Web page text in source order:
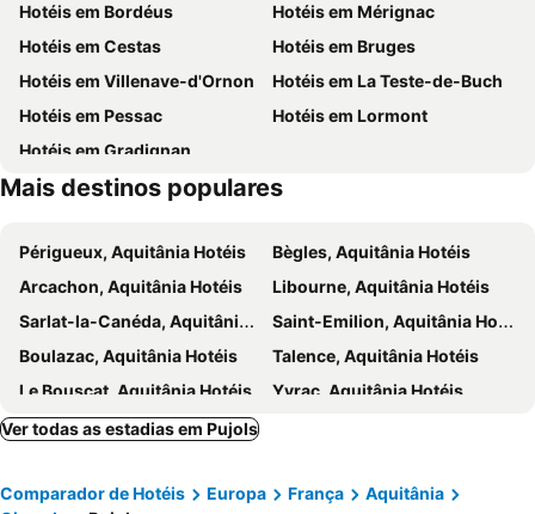
Bordeaux Maritime
Basilique Saint-Michel
La Place Saint Michel
Halle des Chartrons
CITY TOUR in an open top bus
Grand Parc - Paul Doumer
Victor Hugo - St Augustin
Maison du Vin de Saint-Emilion
Réserve de bisons d'Europe
Eglise Saint-Louis
La Bastide
Rue de la Porte Dijeaux
Sainte-Eulalie
La Grosse Cloche
Eglise Saint Pierre
Esplanade Charles de Gaulle
Hotéis em Bordéus
Hotéis em Mérignac
Hotéis em Cestas
Hotéis em Bruges
Hotéis em Villenave-d'Ornon
Hotéis em La Teste-de-Buch
Hotéis em Pessac
Hotéis em Lormont
Hotéis em Gradignan
Mais destinos populares
Périgueux, Aquitânia Hotéis
Bègles, Aquitânia Hotéis
Arcachon, Aquitânia Hotéis
Libourne, Aquitânia Hotéis
Sarlat-la-Canéda, Aquitânia Hotéis
Saint-Emilion, Aquitânia Hotéis
Boulazac, Aquitânia Hotéis
Talence, Aquitânia Hotéis
Le Bouscat, Aquitânia Hotéis
Yvrac, Aquitânia Hotéis
Mios, Aquitânia Hotéis
Bergerac, Aquitânia Hotéis
Eysines, Aquitânia Hotéis
Ver todas as estadias em Pujols
Comparador de Hotéis Europa França
Aquitânia